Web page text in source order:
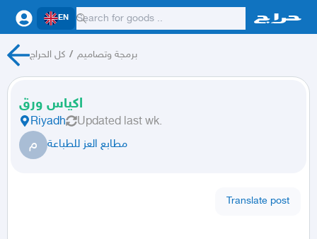
EN
كل الحراج / برمجة وتصاميم
اكياس ورق
Riyadh Updated last wk.
م مطابع العز للطباعة
Translate post